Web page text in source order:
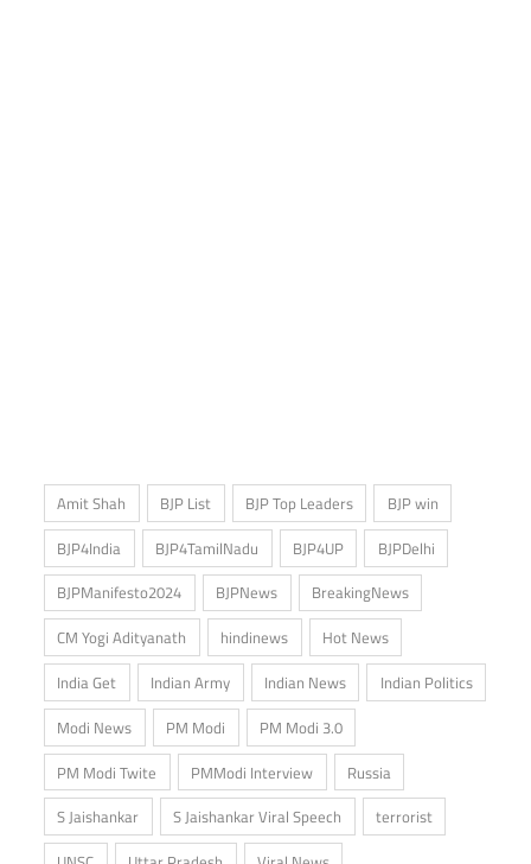
Amit Shah BJP List BJP Top Leaders
BJP win
BJP4India
BJP4TamilNadu BJP4UP
BJPDelhi
BJPManifesto2024
BJPNews
BreakingNews
CM Yogi Adityanath
hindinews
Hot News
India Get
Indian Army Indian News
Indian Politics
Modi News
PM Modi
PM Modi 3.0
PM Modi Twite
PMModi Interview
Russia
S Jaishankar
S Jaishankar Viral Speech
terrorist